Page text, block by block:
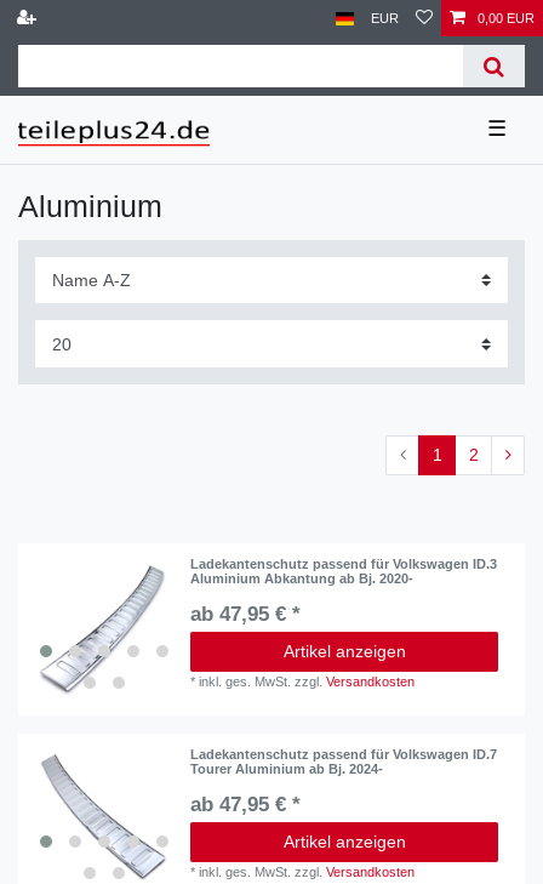
EUR 0,00 EUR
☰
Aluminium
1 2
Ladekantenschutz passend für Volkswagen ID.3
Aluminium Abkantung ab Bj. 2020-
ab 47,95 € *
Artikel anzeigen
*inkl. ges. MwSt. zzgl.Versandkosten
Ladekantenschutz passend für Volkswagen ID.7
Tourer Aluminium ab Bj. 2024-
ab 47,95 € *
Artikel anzeigen
*inkl. ges. MwSt. zzgl.Versandkosten